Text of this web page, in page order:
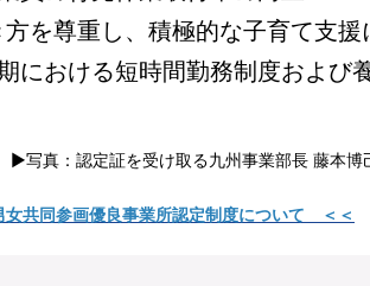
方を尊重し、積極的な子育て支援
おける短時間勤務制度および養
を受け取る九州事業部長 藤本博
共同参画優良事業所認定制度について ＜＜